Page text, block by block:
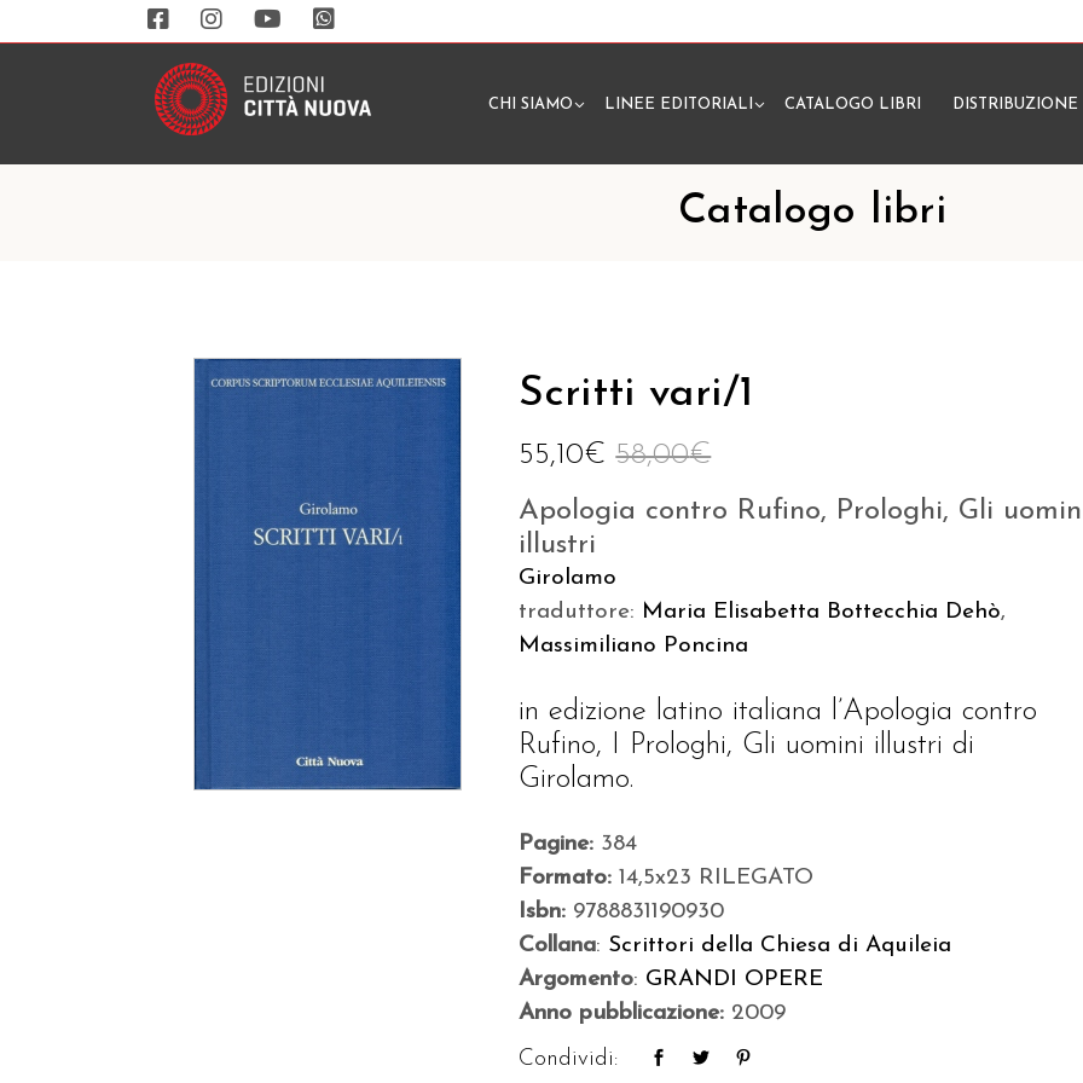
CHI SIAMO LINEE EDITORIALI CATALOGO LIBRI DISTRIBUZIONE
Catalogo libri
Scritti vari/1
58,00€
55,10€
Apologia contro Rufino, Prologhi, Gli
illustri
Girolamo
traduttore: Maria Elisabetta Bottecchia Dehò,
Massimiliano Poncina
in edizione latino italiana l’Apologia contro
Rufino, I Prologhi, Gli uomini illustri di
Girolamo.
Pagine: 384
Formato:14,5x23 RILEGATO
Isbn: 9788831190930
Collana: Scrittori della Chiesa di Aquileia
Argomento: GRANDI OPERE
Anno pubblicazione: 2009
Condividi: